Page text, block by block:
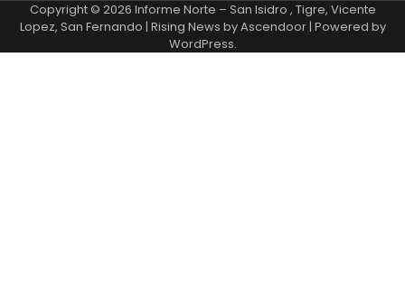
Copyright © 2026 Informe Norte – San Isidro , Tigre, Vicente
Lopez, San Fernando | Rising News byAscendoor| Powered by
WordPress.